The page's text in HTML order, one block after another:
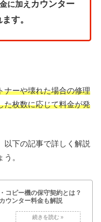
に加え カウンター
す。
ーや壊れた場合の修理
た枚数に応じて料金が発
以下の記事で詳しく解説
。
コピー機の保守契約とは？
カウンター料金も解説